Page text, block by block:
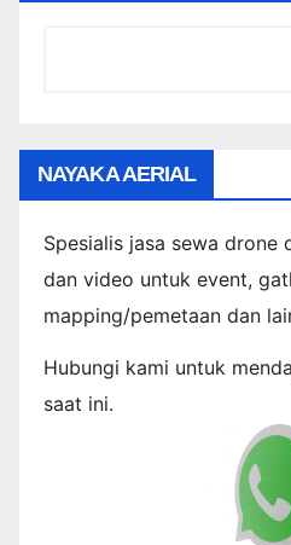
NAYAKA AERIAL
Spesialis jasa sewa drone
dan video untuk event,
mapping/pemetaan dan
Hubungi kami untuk
saat ini.